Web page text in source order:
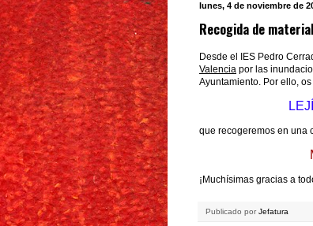
lunes, 4 de noviembre de
Recogida de
Desde el IES Pedro
Valencia por las
Ayuntamiento. Por ello,
que recogeremos en una
¡Muchísimas gracias a
Publicado por Jefatura